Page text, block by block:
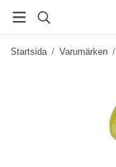
Startsida / Varumärken /